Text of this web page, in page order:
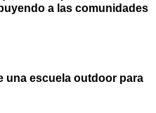
a las comunidades
una escuela outdoor para